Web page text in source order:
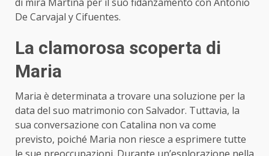
De Carvajal y Cifuentes.
La clamorosa scoperta di
Maria
Maria è determinata a trovare una soluzione per la
data del suo matrimonio con Salvador. Tuttavia, la
sua conversazione con Catalina non va come
previsto, poiché Maria non riesce a esprimere tutte
le sue preoccupazioni. Durante un’esplorazione nella